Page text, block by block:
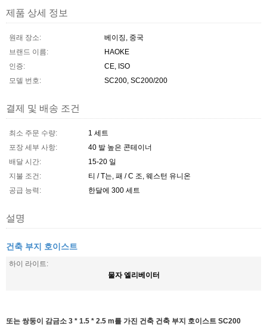
제품 상세 정보
원래 장소:
베이징, 중국
브랜드 이름:
HAOKE
인증:
CE, ISO
모델 번호:
SC200, SC200/200
결제 및 배송 조건
최소 주문 수량:
1 세트
포장 세부 사항:
40 발 높은 콘테이너
배달 시간:
15-20 일
지불 조건:
티 / T는, 패 / C 조, 웨스턴 유니온
공급 능력:
한달에 300 세트
설명
건축 부지 호이스트
하이 라이트:
물자 엘리베이터
또는 쌍둥이 감금소 3 * 1.5 * 2.5 m를 가진 건축 건축 부지 호이스트 SC200